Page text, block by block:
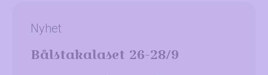
Nyhet
Bålstakalaset 26-28/9